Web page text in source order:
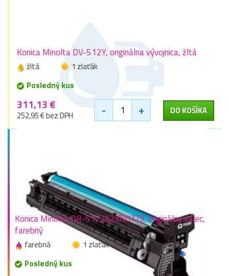
Konica Minolta DV-512Y, originálna vývojnica, žltá
žltá
1 zlaťák
Posledný kus
311,13 €
252,95 € bez DPH - + DO KOŠÍKA
Konica Minolta DR-512 (A2XN0TD), originálny valec,
farebný
farebná
1 zlaťák
Posledný kus